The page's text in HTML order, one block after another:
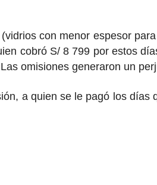
con menor espesor
cobró S/ 8 799 por estos
omisiones generaron un
a quien se le pagó los